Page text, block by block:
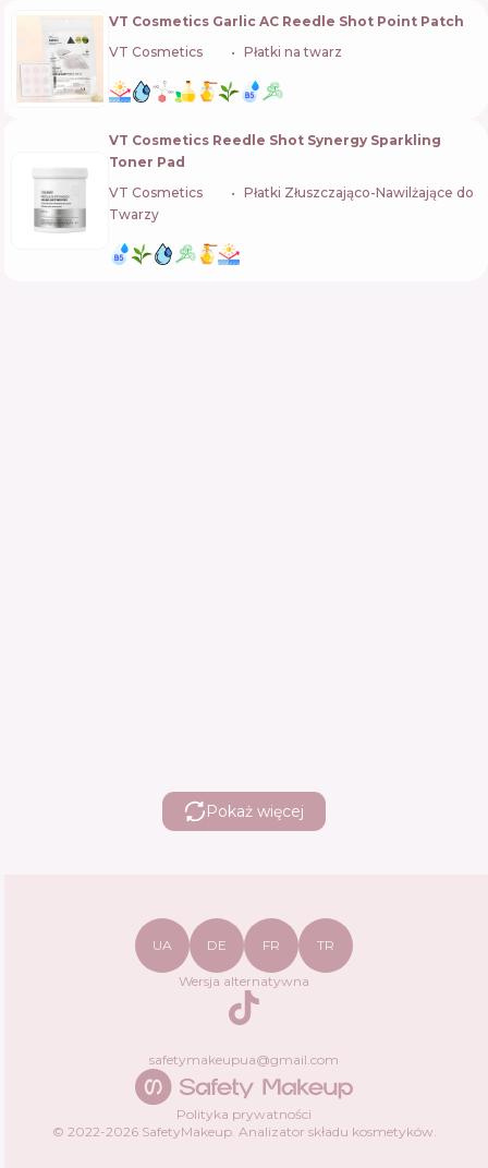
VT Cosmetics Garlic AC Reedle Shot Point Patch
VT Cosmetics
Płatki na twarz
VT Cosmetics Reedle Shot Synergy Sparkling
Toner Pad
VT Cosmetics
Płatki Złuszczająco-Nawilżające do
Twarzy
Pokaż więcej
Polityka prywatności
© 2022-2026SafetyMakeup. Analizator składu kosmetyków.
UA DE FR TR
Wersja alternatywna
TikTok
safetymakeupua@gmail.com